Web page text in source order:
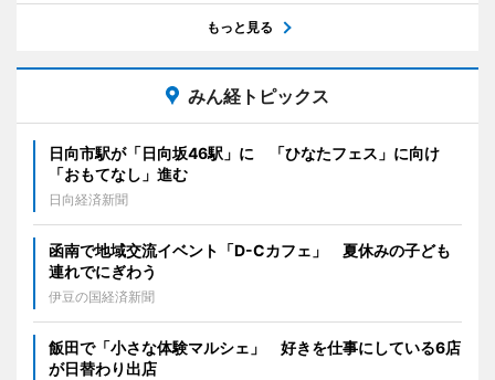
もっと見る
みん経トピックス
日向市駅が「日向坂46駅」に 「ひなたフェス」に向け
「おもてなし」進む
日向経済新聞
函南で地域交流イベント「D-Cカフェ」 夏休みの子ども
連れでにぎわう
伊豆の国経済新聞
飯田で「小さな体験マルシェ」 好きを仕事にしている6店
が日替わり出店